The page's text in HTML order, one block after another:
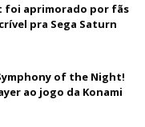
foi aprimorado por fãs
pra Sega Saturn
of the Night!
ao jogo da Konami